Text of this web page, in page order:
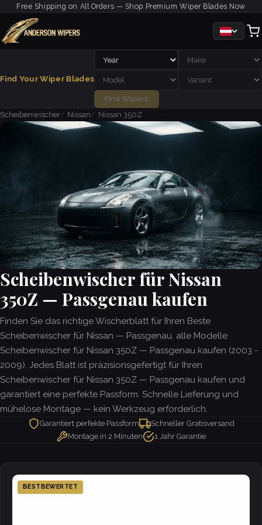
Free Shipping on All Orders — Shop Premium Wiper Blades Now
Find Your Wiper Blades
Find Wipers
Scheibenwischer
Nissan Nissan 350Z
Scheibenwischer für Nissan
350Z — Passgenau kaufen
Finden Sie das richtige Wischerblatt für Ihren Beste
Scheibenwischer für Nissan — Passgenau, alle Modelle
Scheibenwischer für Nissan 350Z — Passgenau kaufen (2003 -
2009). Jedes Blatt ist präzisionsgefertigt für Ihren
Scheibenwischer für Nissan 350Z — Passgenau kaufen und
garantiert eine perfekte Passform. Schnelle Lieferung und
mühelose Montage — kein Werkzeug erforderlich.
Garantiert perfekte Passform
Schneller Gratisversand
Montage in 2 Minuten
1 Jahr Garantie
BESTBEWERTET